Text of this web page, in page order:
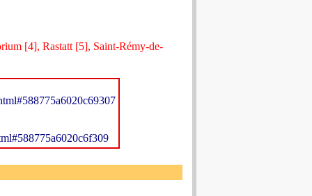
[4], Rastatt [5], Saint-Rémy-de-